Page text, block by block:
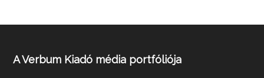
A Verbum Kiadó média portfóliója